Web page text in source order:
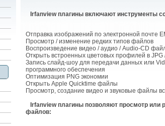
Irfanview плагины включают инструменты
Отправка изображений по электронной почте
Просмотр / изменение редких типов файлов
Воспроизведение видео / аудио / Audio-CD
Открыть встроенных цветовых профилей в JPG
Запись слайд-шоу для передачи данных или
программного обеспечения
Оптимизация PNG экономии
Открыть Apple Quicktime файлы
Просмотр, создание видео и звуковые файлы
Irfanview плагины позволяют просмотр или
файлов: